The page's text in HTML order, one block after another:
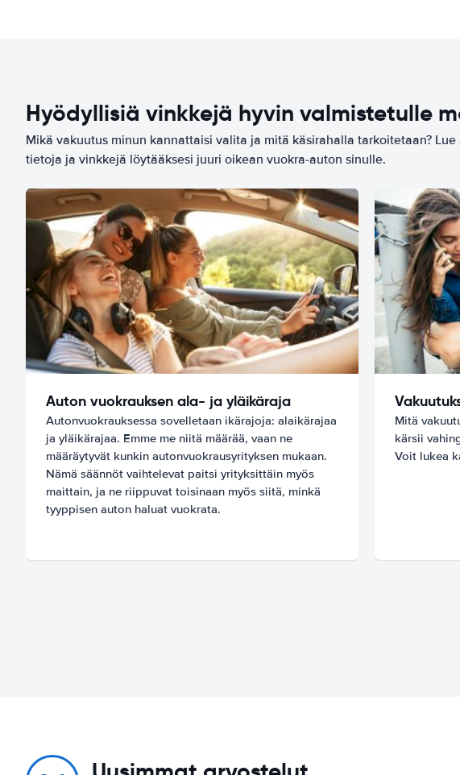
Hyödyllisiä vinkkejä hyvin valmistetulle
Mikä vakuutus minun kannattaisi valita ja mitä käsirahalla tarkoitetaan?
tietoja ja vinkkejä löytääksesi juuri oikean vuokra-auton sinulle.
Auton vuokrauksen ala- ja yläikäraja
Autonvuokrauksessa sovelletaan ikärajoja: alaikärajaa
ja yläikärajaa. Emme me niitä määrää, vaan ne
määräytyvät kunkin autonvuokrausyrityksen mukaan.
Nämä säännöt vaihtelevat paitsi yrityksittäin myös
maittain, ja ne riippuvat toisinaan myös siitä, minkä
tyyppisen auton haluat vuokrata.
Mitä
kärsii
Voit lukea